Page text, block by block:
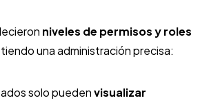
niveles de permisos y roles
una administración precisa:
solo puedenvisualizar